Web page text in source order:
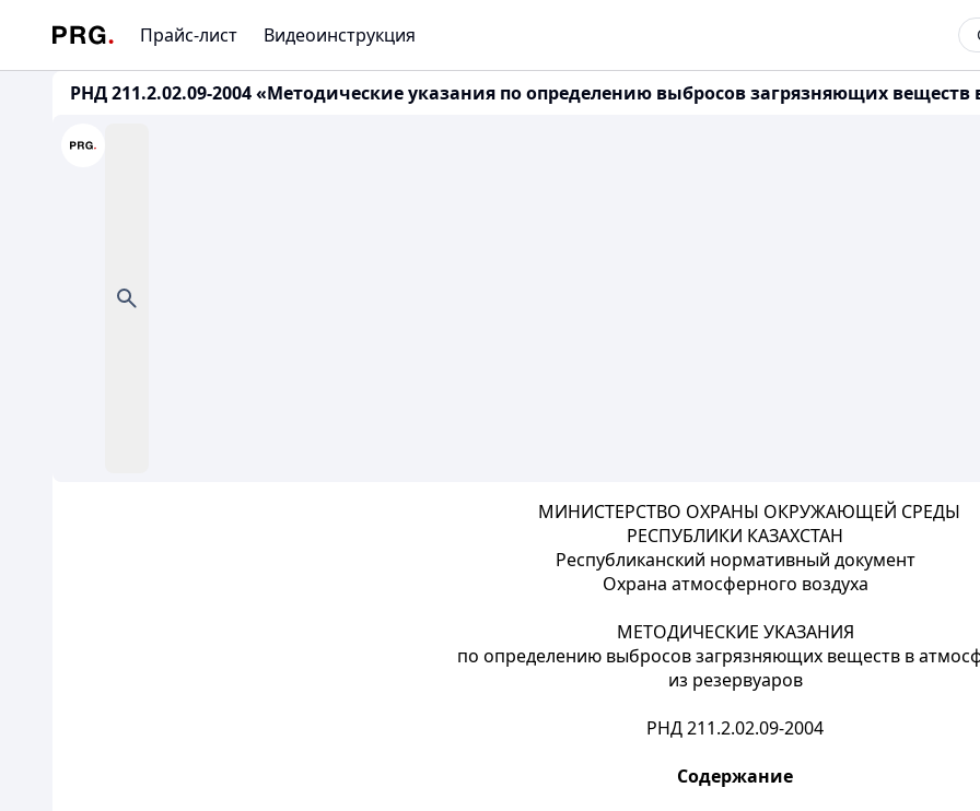
Прайс-лист Видеоинструкция
РНД 211.2.02.09-2004 «Методические указания по определению выбросов загрязняющих веществ
МИНИСТЕРСТВО ОХРАНЫ ОКРУЖАЮЩЕЙ СРЕДЫ
РЕСПУБЛИКИ КАЗАХСТАН
Республиканский нормативный документ
Охрана атмосферного воздуха
МЕТОДИЧЕСКИЕ УКАЗАНИЯ
по определению выбросов загрязняющих веществ в
из резервуаров
РНД 211.2.02.09-2004
Содержание